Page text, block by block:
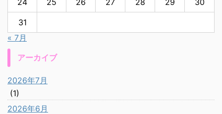
31
« 7月
アーカイブ
2026年7月
(1)
2026年6月